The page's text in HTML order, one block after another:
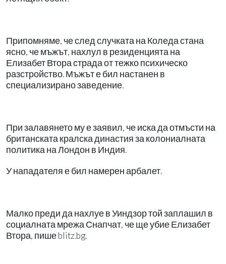
Припомняме, че след случката на Коледа стана
ясно, че мъжът, нахлул в резиденцията на
Елизабет Втора страда от тежко психическо
разстройство. Мъжът е бил настанен в
специализирано заведение.
При залавянето му е заявил, че иска да отмъсти на
британската кралска династия за колониалната
политика на Лондон в Индия.
У нападателя е бил намерен арбалет.
Малко преди да нахлуе в Уиндзор той заплашил в
социалната мрежа Снапчат, че ще убие Елизабет
Втора, пише blitz.bg.